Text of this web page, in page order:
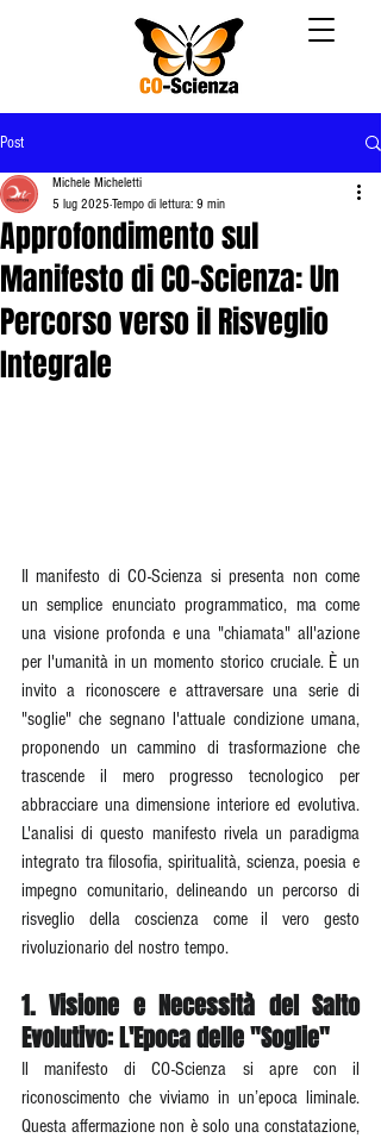
Post
Approfondimento sul
Manifesto di CO-Scienza: Un
Percorso verso il Risveglio
Integrale
Michele Micheletti
5 lug 2025 Tempo di lettura: 9 min
Il manifesto di CO-Scienza si presenta non come
un semplice enunciato programmatico, ma come
una visione profonda e una "chiamata" all'azione
per l'umanità in un momento storico cruciale. È un
invito a riconoscere e attraversare una serie di
"soglie" che segnano l'attuale condizione umana,
proponendo un cammino di trasformazione che
trascende il mero progresso tecnologico per
abbracciare una dimensione interiore ed evolutiva.
L'analisi di questo manifesto rivela un paradigma
integrato tra filosofia, spiritualità, scienza, poesia e
impegno comunitario, delineando un percorso di
risveglio della coscienza come il vero gesto
rivoluzionario del nostro tempo.
1. Visione e Necessità del Salto
Evolutivo: L'Epoca delle "Soglie"
Il manifesto di CO-Scienza si apre con il
riconoscimento che viviamo in un’epoca liminale.
Questa affermazione non è solo una constatazione,